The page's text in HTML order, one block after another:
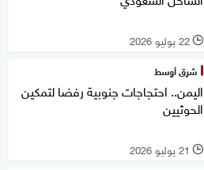
l 22 يوليو 2026
شرق أوسط
اليمن.. احتجاجات جنوبية رفضا لتمكين
الحوثيين
l 21 يوليو 2026